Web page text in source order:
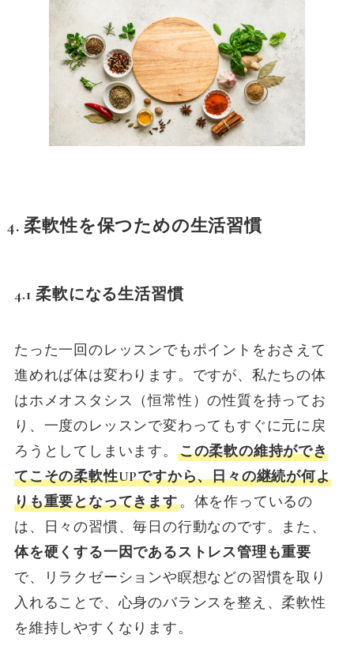
4. 柔軟性を保つための生活習慣
4.1 柔軟になる生活習慣
たった一回のレッスンでもポイントをおさえて
進めれば体は変わります。ですが、私たちの体
はホメオスタシス（恒常性）の性質を持ってお
り、一度のレッスンで変わってもすぐに元に戻
ろうとしてしまいます。 この柔軟の維持ができ
てこその柔軟性UPですから、日々の継続が何よ
りも重要となってきます。体を作っているの
は、日々の習慣、毎日の行動なのです。また、
体を硬くする一因であるストレス管理も重要
で、リラクゼーションや瞑想などの習慣を取り
入れることで、心身のバランスを整え、柔軟性
を維持しやすくなります。